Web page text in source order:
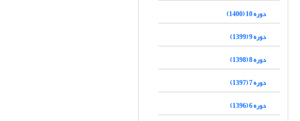
دوره 10 (1400)
دوره 9 (1399)
دوره 8 (1398)
دوره 7 (1397)
دوره 6 (1396)